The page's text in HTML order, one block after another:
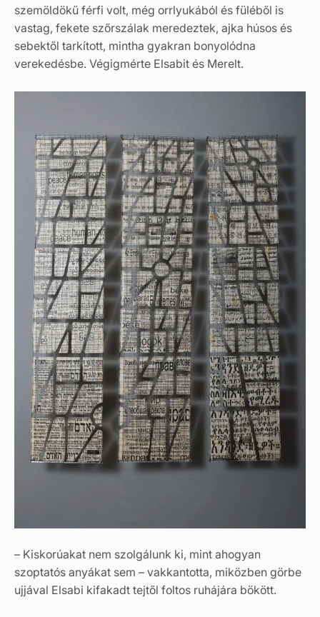
szemöldökű férfi volt, még orrlyukából és füléből is
vastag, fekete szőrszálak meredeztek, ajka húsos és
sebektől tarkított, mintha gyakran bonyolódna
verekedésbe. Végigmérte Elsabit és Merelt.
– Kiskorúakat nem szolgálunk ki, mint ahogyan
szoptatós anyákat sem – vakkantotta, miközben görbe
ujjával Elsabi kifakadt tejtől foltos ruhájára bökött.